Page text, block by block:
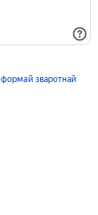
формай зваротнай